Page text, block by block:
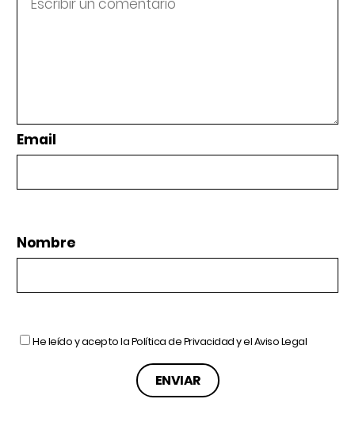
Email
Nombre
He leído y acepto laPolítica de Privacidady elAviso Legal